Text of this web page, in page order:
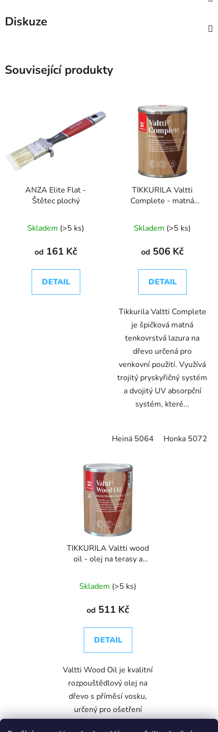
Diskuze
Související produkty
ANZA Elite Flat -
Štětec plochý
Skladem (>5 ks)
od 161 Kč
DETAIL
TIKKURILA Valtti
Complete - matná
ochranou proti UV
záření
Skladem (>5 ks)
od 506 Kč
DETAIL
Tikkurila Valtti Complete
je špičková matná
tenkovrstvá lazura na
dřevo určená pro
venkovní použití. Využívá
trojitý pryskyřičný systém
a dvojitý UV absorpční
systém, které...
Heinä 5064 Honka 5072
TIKKURILA Valtti wood
oil - olej na terasy a
Skladem (>5 ks)
od 511 Kč
DETAIL
Valtti Wood Oil je kvalitní
rozpouštědlový olej na
dřevo s příměsí vosku,
určený pro ošetření
dřevěných povrchů v